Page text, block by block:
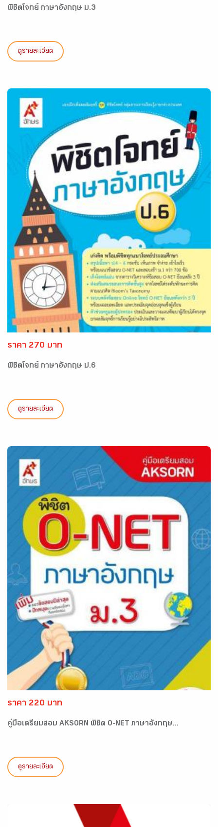
พิชิตโจทย์ ภาษาอังกฤษ ม.3
ดูรายละเอียด
ราคา 270 บาท
พิชิตโจทย์ ภาษาอังกฤษ ป.6
ดูรายละเอียด
ราคา 220 บาท
คู่มือเตรียมสอบ AKSORN พิชิต O-NET ภาษาอังกฤษ...
ดูรายละเอียด